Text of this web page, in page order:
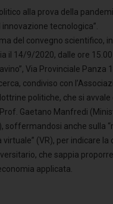
alla prova della
tecnologica”.
del convegno scientifico,
il 14/9/2020, dalle ore
Via Provinciale Panza
condiviso con
politiche, che si
Gaetano Manfredi
soffermandosi anche sulla
virtuale” (VR), per indicare
che sappia
applicata.